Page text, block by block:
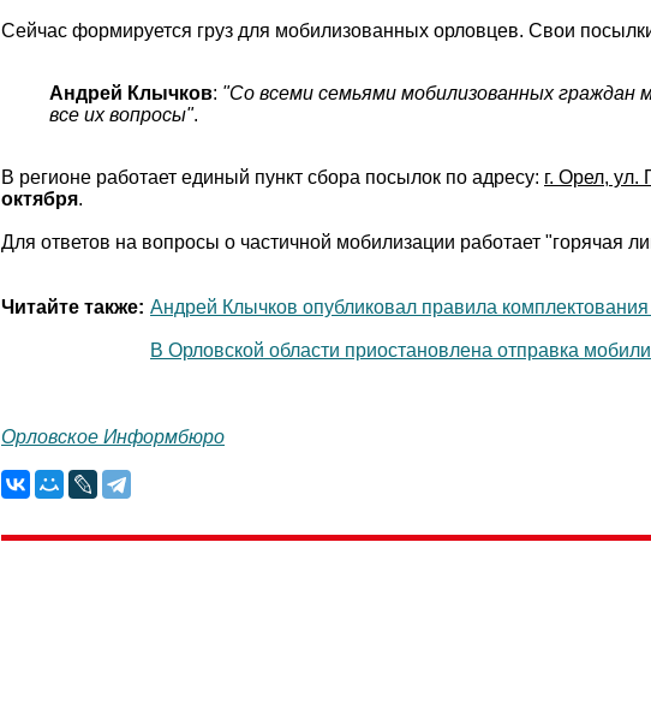
Сейчас формируется груз для мобилизованных орловцев. Свои
Андрей Клычков: "Со всеми семьями мобилизованных
все их вопросы".
В регионе работает единый пункт сбора посылок по адресу: г. Орел, ул.
октября.
Для ответов на вопросы о частичной мобилизации работает "горячая
Читайте также: Андрей Клычков опубликовал правила
В Орловской области приостановлена отправка
Орловское Информбюро